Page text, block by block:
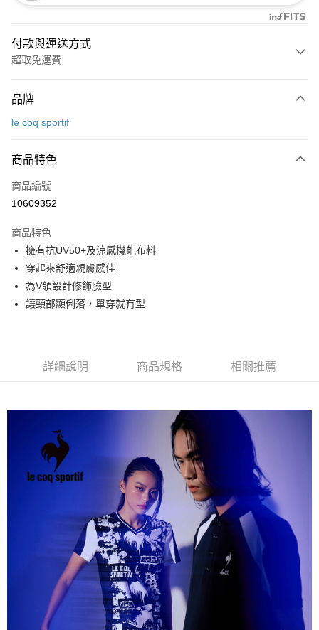
付款與運送方式
超取免運費
信用卡一次付款
LINE Pay
Apple Pay
悠遊付
大哥付你分期
相關說明
【大哥付你分期使用說明】
1.本服務由台灣大哥大提供，台灣大哥大用戶可立即使用無須另外申請。
3.實際核准額度、可分期數及費用金額請依後續交易確認頁面所載為準。
1.分期款項不併入電信帳單，「大哥付你分期」於每月結算日後寄送繳費提
2.透過簡訊連結打開帳單後，可選擇「超商條碼／台灣大直營門市／銀行轉
帳／街口支付／iPASS MONEY」等通路繳費。
1.本服務係由「台灣大哥大股份有限公司」（以下簡稱本公司）所提供，讓
用戶於交易時，得透過本服務購買商品或服務，並由商店將買賣／分期付款
買賣價金債權讓與本公司後，依約使用本公司帳單繳交帳款。
2.基於同意付款使用「大哥付你分期」之契約關係目的，商店將以您的個人
資料（包含姓名、電話或地址）提供予台灣大哥大進項蒐集、處理及利用，
由本公司與您本人進行分期帳單所需資料之確認、核對及更正。
3.完整用戶服務條款，請詳閱以下連結：
https://oppay.tw/userRule
AFTEE先享後付
便利好安心！
【「AFTEE先享後付」結帳流程】
１．於結帳方式選擇「AFTEE先享後付」後，將跳轉至「AFTEE先享後付」
結帳頁面，進行簡訊認證並確認金額後，即可完成結帳。
２．訂單成立數日內，您將收到繳費通知簡訊。
３．收到繳費通知簡訊後14天內，點擊此簡訊中的連結，可透過四大超商／
ATM／網路銀行／等多元方式進行付款，方視為交易完成。
※ 請注意：結帳手續完成當下不需立刻繳費，但若您需要取消訂單，請聯絡
購買商品的店家。未經商家同意取消之訂單仍視為有效，需透過AFTEE先享
後付繳納相關費用。
※ 交易是否成功請以「AFTEE先享後付 」之結帳頁面顯示為準，若有關於
是否繳費成功／繳費後需取消欲退款等相關疑問，請聯繫「AFTEE先享後付
客戶支援中心」https://netprotections.freshdesk.com/support/home
【注意事項】
１．透過由恩沛科技股份有限公司提供之「AFTEE先享後付」服務完成之交
易，需依本服務之必要範圍內提供個人資料，並將交易相關給付款項請求債
全家取貨付款
付款後全家取貨
免運費
付款後萊爾富取貨
7-11取貨付款
品牌
le coq sportif
商品特色
商品編號
10609352
商品特色
擁有抗UV50+及涼感機能布料
穿起來舒適親膚感佳
為V領設計修飾臉型
讓頸部顯俐落，單穿就有型
詳細說明 商品規格 相關推薦